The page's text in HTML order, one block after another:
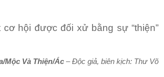
hội được đối xử bằng sự “thiện”
Mộc Và Thiện/Ác – Độc giả, biên kịch: Thư Võ